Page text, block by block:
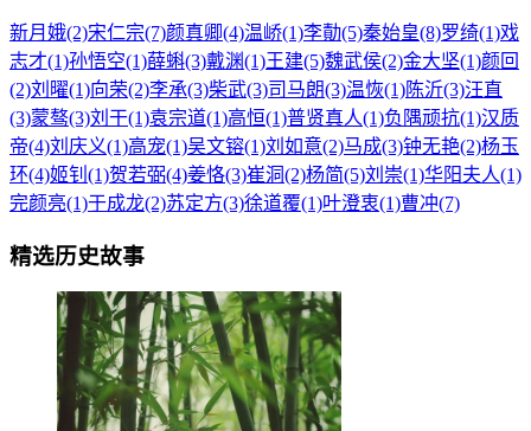
新月娥(2)宋仁宗(7)颜真卿(4)温峤(1)李勣(5)秦始皇(8)罗绮(1)戏
志才(1)孙悟空(1)薛蝌(3)戴渊(1)王建(5)魏武侯(2)金大坚(1)颜回
(2)刘曜(1)向荣(2)李承(3)柴武(3)司马朗(3)温恢(1)陈沂(3)汪直
(3)蒙骜(3)刘干(1)袁宗道(1)高恒(1)普贤真人(1)负隅顽抗(1)汉质
帝(4)刘庆义(1)高宠(1)吴文镕(1)刘如意(2)马成(3)钟无艳(2)杨玉
环(4)姬钊(1)贺若弼(4)姜恪(3)崔洞(2)杨简(5)刘崇(1)华阳夫人(1)
完颜亮(1)于成龙(2)苏定方(3)徐道覆(1)叶澄衷(1)曹冲(7)
精选历史故事